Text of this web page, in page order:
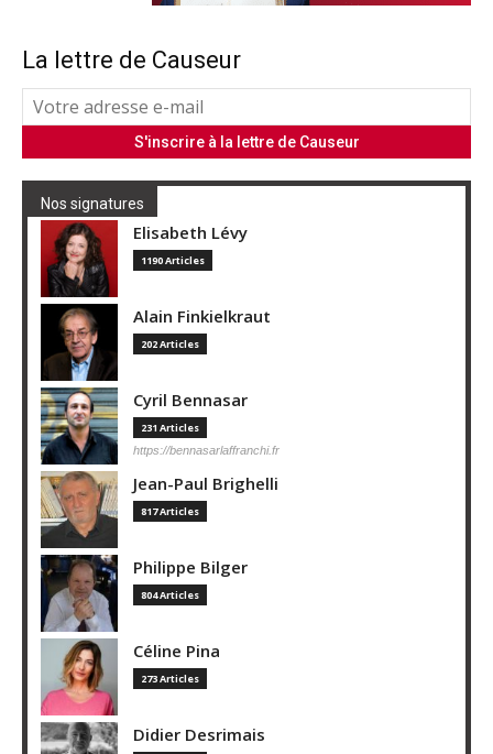
La lettre de Causeur
Nos signatures
Elisabeth Lévy
1190 Articles
Alain Finkielkraut
202 Articles
Cyril Bennasar
231 Articles
https://bennasarlaffranchi.fr
Jean-Paul Brighelli
817 Articles
Philippe Bilger
804 Articles
Céline Pina
273 Articles
Didier Desrimais